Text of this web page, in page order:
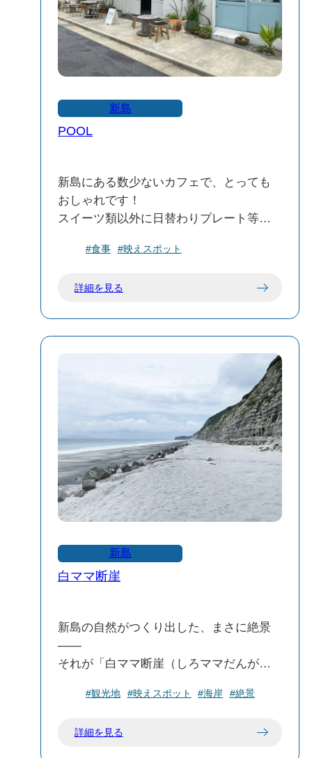
です 。
新島
POOL
新島にある数少ないカフェで、とっても
おしゃれです！
スイーツ類以外に日替わりプレート等も
#食事 #映えスポット
詳細を見る
新島
白ママ断崖
新島の自然がつくり出した、まさに絶景
——
それが「白ママ断崖（しろママだんが
れるこの場所。
#観光地 #映えスポット #海岸 #絶景
詳細を見る